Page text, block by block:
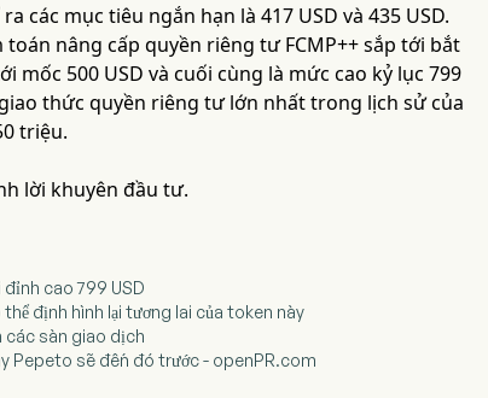
các mục tiêu ngắn hạn là 417 USD và 435 USD.
nâng cấp quyền riêng tư FCMP++ sắp tới bắt
500 USD và cuối cùng là mức cao kỷ lục 799
thức quyền riêng tư lớn nhất trong lịch sử của
triệu.
lời khuyên đầu tư.
cao 799 USD
định hình lại tương lai của token này
các sàn giao dịch
Pepeto sẽ đến đó trước - openPR.com